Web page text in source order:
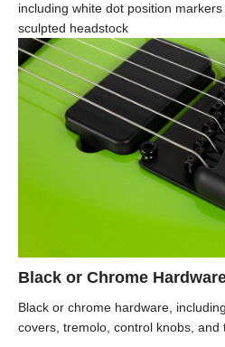
including white dot position
sculpted headstock
Black or Chrome
Black or chrome hardware,
covers, tremolo, control knobs, and